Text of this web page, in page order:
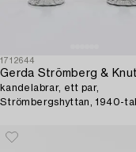
1712644
kandelabrar, ett par,
Strömbergshyttan, 1940-tal.